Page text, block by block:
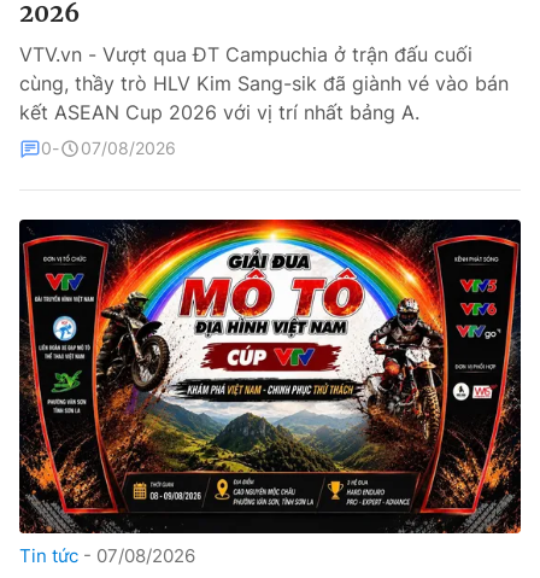
Bóng đá
Thể thao Điện tử
Các môn khác
VIDEO
Bên lề
THỜI BÁO VTV
2026
VTV.vn - Vượt qua ĐT Campuchia ở trận đấu cuối
cùng, thầy trò HLV Kim Sang-sik đã giành vé vào bán
kết ASEAN Cup 2026 với vị trí nhất bảng A.
0 07/08/2026
Tin tức 07/08/2026